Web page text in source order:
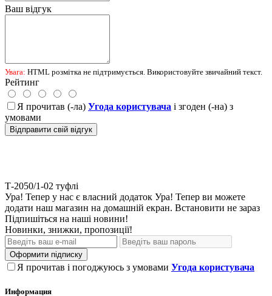
Ваш відгук
Увага: HTML розмітка не підтримується. Використовуйте звичайний текст.
Рейтинг
Я прочитав (-ла) Угода користувача і згоден (-на) з
умовами
Відправити свій відгук
Т-2050/1-02 туфлі
Ура! Тепер у нас є власний додаток Ура! Тепер ви можете
додати наш магазин на домашній екран. Встановити не зараз
Підпишіться на наші новини!
Новинки, знижки, пропозиції!
Оформити підписку
Я прочитав і погоджуюсь з умовами Угода користувача
Информация